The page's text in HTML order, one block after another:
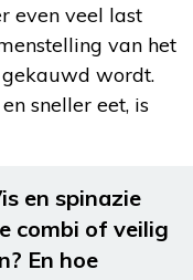
even veel last
van het
wordt.
sneller eet, is
en spinazie
combi of veilig
En hoe